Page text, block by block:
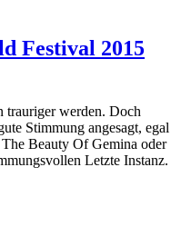
Festival 2015
trauriger werden. Doch
Stimmung angesagt, egal
Beauty Of Gemina oder
Letzte Instanz.